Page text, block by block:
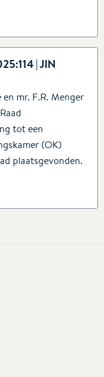
| JIN
mr. F.R. Menger
tot een
(OK)
plaatsgevonden.